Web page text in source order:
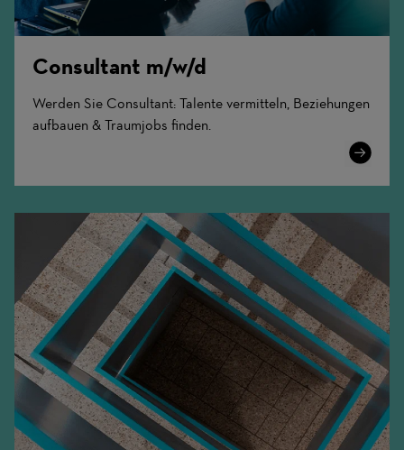
Consultant m/w/d
Werden Sie Consultant: Talente vermitteln, Beziehungen
aufbauen & Traumjobs finden.
Learn